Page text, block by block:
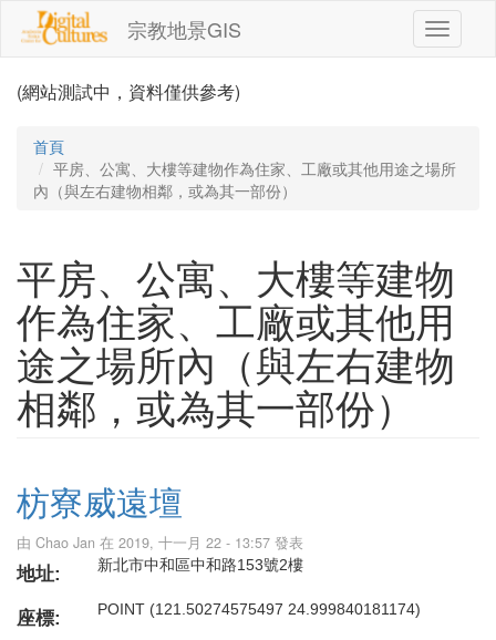
移至主內容
宗教地景GIS
Toggle
(網站測試中，資料僅供參考)
首頁
平房、公寓、大樓等建物作為住家、工廠或其他用途之場所
內（與左右建物相鄰，或為其一部份）
平房、公寓、大樓等建物
作為住家、工廠或其他用
途之場所內（與左右建物
相鄰，或為其一部份）
枋寮威遠壇
由 Chao Jan 在 2019, 十一月 22 - 13:57 發表
地址: 新北市中和區中和路153號2樓
座標: POINT (121.50274575497 24.999840181174)